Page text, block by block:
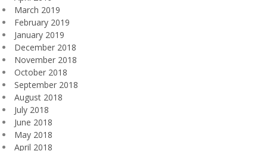
March 2019
February 2019
January 2019
December 2018
November 2018
October 2018
September 2018
August 2018
July 2018
June 2018
May 2018
April 2018